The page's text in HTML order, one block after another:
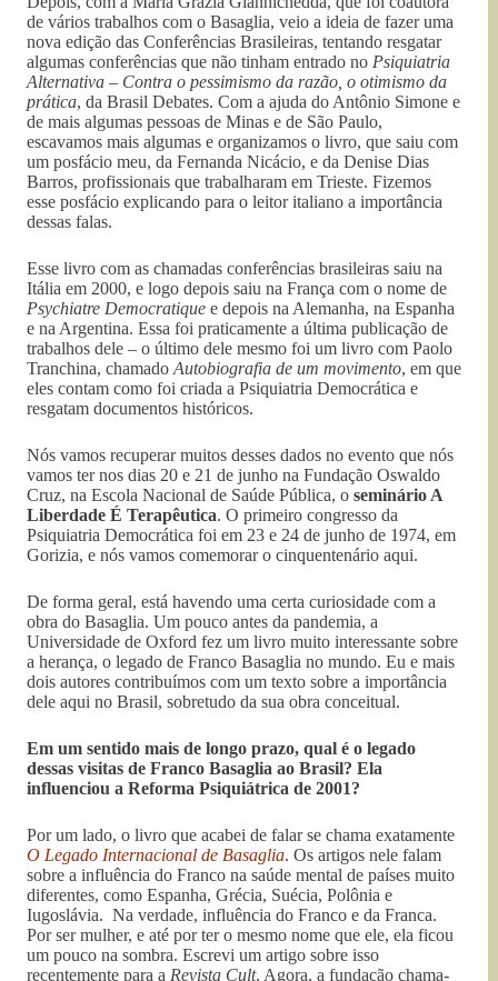
de vários trabalhos com o Basaglia, veio a ideia de fazer uma
nova edição das Conferências Brasileiras, tentando resgatar
algumas conferências que não tinham entrado no Psiquiatria
Alternativa – Contra o pessimismo da razão, o otimismo da
prática, da Brasil Debates. Com a ajuda do Antônio Simone e
de mais algumas pessoas de Minas e de São Paulo,
escavamos mais algumas e organizamos o livro, que saiu com
um posfácio meu, da Fernanda Nicácio, e da Denise Dias
Barros, profissionais que trabalharam em Trieste. Fizemos
esse posfácio explicando para o leitor italiano a importância
dessas falas.
Esse livro com as chamadas conferências brasileiras saiu na
Itália em 2000, e logo depois saiu na França com o nome de
Psychiatre Democratique e depois na Alemanha, na Espanha
e na Argentina. Essa foi praticamente a última publicação de
trabalhos dele – o último dele mesmo foi um livro com Paolo
Tranchina, chamado Autobiografia de um movimento, em que
eles contam como foi criada a Psiquiatria Democrática e
resgatam documentos históricos.
Nós vamos recuperar muitos desses dados no evento que nós
vamos ter nos dias 20 e 21 de junho na Fundação Oswaldo
Cruz, na Escola Nacional de Saúde Pública, o seminário A
Liberdade É Terapêutica. O primeiro congresso da
Psiquiatria Democrática foi em 23 e 24 de junho de 1974, em
Gorizia, e nós vamos comemorar o cinquentenário aqui.
De forma geral, está havendo uma certa curiosidade com a
obra do Basaglia. Um pouco antes da pandemia, a
Universidade de Oxford fez um livro muito interessante sobre
a herança, o legado de Franco Basaglia no mundo. Eu e mais
dois autores contribuímos com um texto sobre a importância
dele aqui no Brasil, sobretudo da sua obra conceitual.
Em um sentido mais de longo prazo, qual é o legado
dessas visitas de Franco Basaglia ao Brasil? Ela
influenciou a Reforma Psiquiátrica de 2001?
Por um lado, o livro que acabei de falar se chama exatamente
O Legado Internacional de Basaglia. Os artigos nele falam
sobre a influência do Franco na saúde mental de países muito
diferentes, como Espanha, Grécia, Suécia, Polônia e
Iugoslávia. Na verdade, influência do Franco e da Franca.
Por ser mulher, e até por ter o mesmo nome que ele, ela ficou
um pouco na sombra. Escrevi um artigo sobre isso
recentemente para a Revista Cult. Agora, a fundação chama-